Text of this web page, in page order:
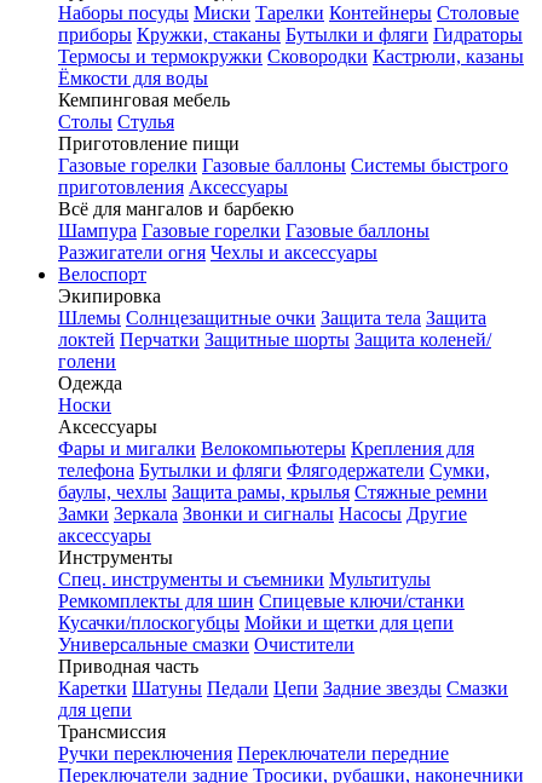
Наборы посуды Миски Тарелки Контейнеры Столовые
приборы Кружки, стаканы Бутылки и фляги Гидраторы
Термосы и термокружки Сковородки Кастрюли, казаны
Ёмкости для воды
Кемпинговая мебель
Столы Стулья
Приготовление пищи
Газовые горелки Газовые баллоны Системы быстрого
приготовления Аксессуары
Всё для мангалов и барбекю
Шампура Газовые горелки Газовые баллоны
Разжигатели огня Чехлы и аксессуары
Велоспорт
Экипировка
Шлемы Солнцезащитные очки Защита тела Защита
локтей Перчатки Защитные шорты Защита коленей/
голени
Одежда
Носки
Аксессуары
Фары и мигалки Велокомпьютеры Крепления для
телефона Бутылки и фляги Флягодержатели Сумки,
баулы, чехлы Защита рамы, крылья Стяжные ремни
Замки Зеркала Звонки и сигналы Насосы Другие
аксессуары
Инструменты
Спец. инструменты и съемники Мультитулы
Ремкомплекты для шин Спицевые ключи/станки
Кусачки/плоскогубцы Мойки и щетки для цепи
Универсальные смазки Очистители
Приводная часть
Каретки Шатуны Педали Цепи Задние звезды Смазки
для цепи
Трансмиссия
Ручки переключения Переключатели передние
Переключатели задние Тросики, рубашки, наконечники